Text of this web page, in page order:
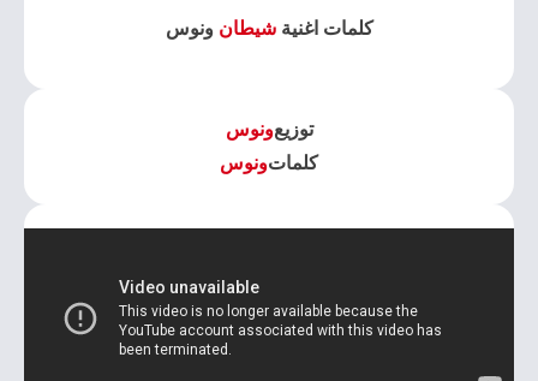
كلمات اغنيةشيطان ونوس
توزيعونوس
كلماتونوس